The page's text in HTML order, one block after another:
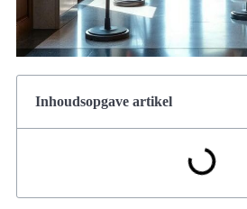
Inhoudsopgave artikel